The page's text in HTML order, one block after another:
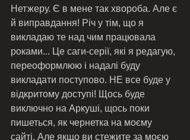
Нетжеру. Є в мене так хвороба. Але є
й виправдання! Річ у тім, що я
викладаю те над чим працювала
роками... Це саги-серії, які я редагую,
переоформлюю і надалі буду
викладати поступово. НЕ все буде у
відкритому доступі! Щось буде
виключно на Аркуші, щось поки
пишеться, як чернетка на моєму
сайті. Але якщо ви стежите за моєю